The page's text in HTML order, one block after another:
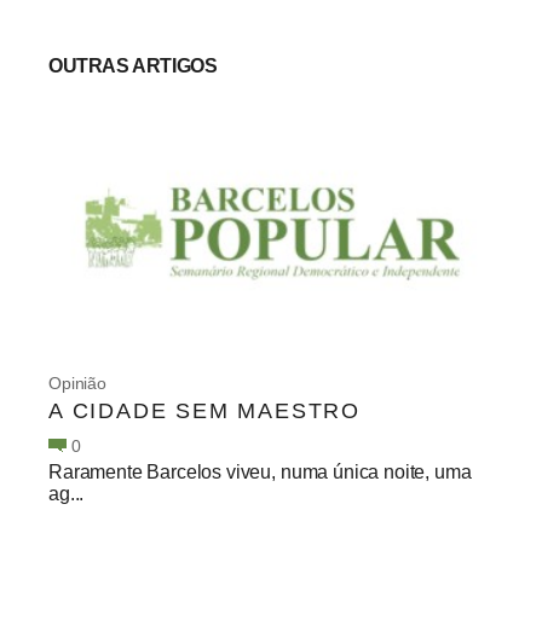
OUTRAS ARTIGOS
Opinião
A CIDADE SEM MAESTRO
0
Raramente Barcelos viveu, numa única noite, uma
ag...